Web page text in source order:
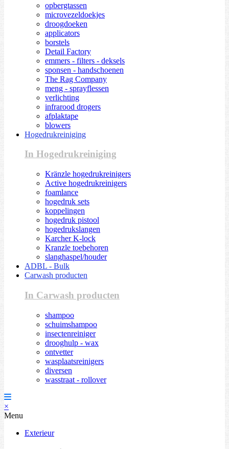
opbergtassen
microvezeldoekjes
droogdoeken
applicators
borstels
Detail Factory
emmers - filters - deksels
sponsen - handschoenen
The Rag Company
meng - sprayflessen
verlichting
infrarood drogers
afplaktape
blowers
Hogedrukreiniging
In Hogedrukreiniging
Kränzle hogedrukreinigers
Active hogedrukreinigers
foamlance
hogedruk sets
koppelingen
hogedruk pistool
hogedrukslangen
Karcher K-lock
Kranzle toebehoren
slanghaspel/houder
ADBL - Bulk
Carwash producten
In Carwash producten
shampoo
schuimshampoo
insectenreiniger
drooghulp - wax
ontvetter
wasplaatsreinigers
diversen
wasstraat - rollover
×
Menu
Exterieur